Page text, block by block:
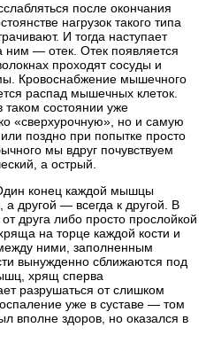
после окончания
нагрузок такого типа
И тогда наступает
ним — отек. Отек появляется
проходят сосуды и
Кровоснабжение мышечного
распад мышечных клеток.
таком состоянии уже
«сверхурочную», но и самую
поздно при попытке просто
мы вдруг почувствуем
а острый.
конец каждой мышцы
а другой — всегда к другой. В
друга либо просто прослойкой
на торце каждой кости и
ними, заполненным
вынужденно сближаются под
хрящ сперва
разрушаться от слишком
уже в суставе — том
вполне здоров, но оказался в